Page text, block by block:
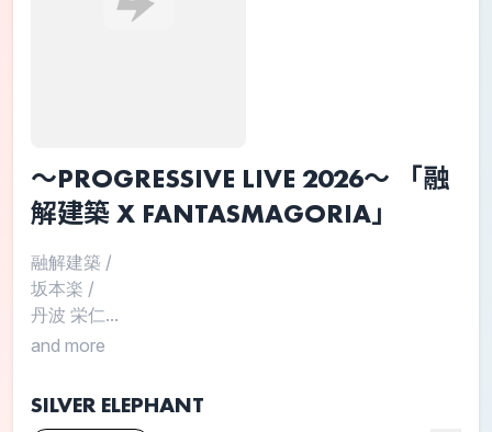
～PROGRESSIVE LIVE 2026～ 「融
解建築 X FANTASMAGORIA」
融解建築 /
坂本楽 /
丹波 栄仁...
and more
SILVER ELEPHANT